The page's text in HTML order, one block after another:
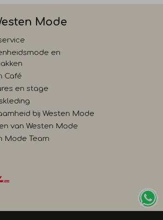
Mode
en
Café
en stage
bij Westen Mode
van Westen Mode
Mode Team